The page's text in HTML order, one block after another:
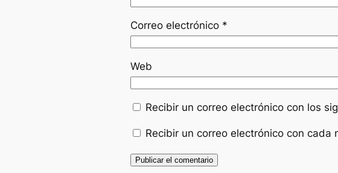
Correo electrónico *
Web
Recibir un correo electrónico con los
Recibir un correo electrónico con cada